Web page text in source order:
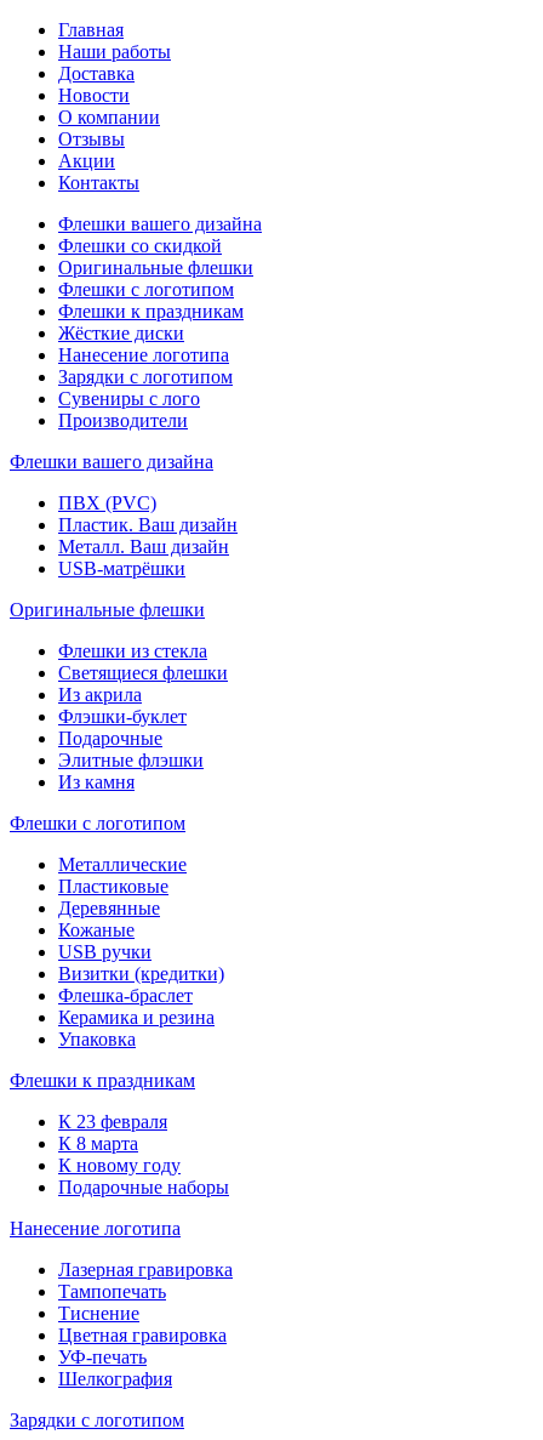
Главная
Наши работы
Доставка
Новости
О компании
Отзывы
Акции
Контакты
Флешки вашего дизайна
Флешки со скидкой
Оригинальные флешки
Флешки с логотипом
Флешки к праздникам
Жёсткие диски
Нанесение логотипа
Зарядки с логотипом
Сувениры с лого
Производители
Флешки вашего дизайна
ПВХ (PVC)
Пластик. Ваш дизайн
Металл. Ваш дизайн
USB-матрёшки
Оригинальные флешки
Флешки из стекла
Светящиеся флешки
Из акрила
Флэшки-буклет
Подарочные
Элитные флэшки
Из камня
Флешки с логотипом
Металлические
Пластиковые
Деревянные
Кожаные
USB ручки
Визитки (кредитки)
Флешка-браслет
Керамика и резина
Упаковка
Флешки к праздникам
К 23 февраля
К 8 марта
К новому году
Подарочные наборы
Нанесение логотипа
Лазерная гравировка
Тампопечать
Тиснение
Цветная гравировка
УФ-печать
Шелкография
Зарядки с логотипом